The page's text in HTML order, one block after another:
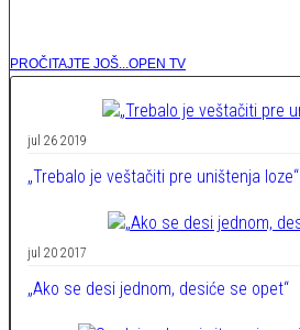
PROČITAJTE JOŠ...OPEN TV
jul 26 2019
„Trebalo je veštačiti pre uništenja loze“
jul 20 2017
„Ako se desi jednom, desiće se opet“